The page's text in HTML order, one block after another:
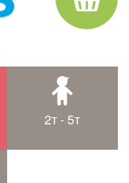
2т - 5т